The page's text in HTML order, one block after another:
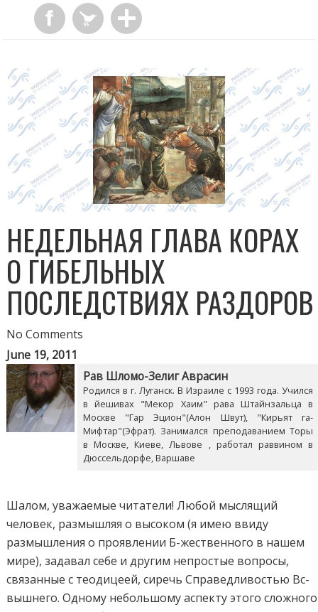
НЕДЕЛЬНАЯ ГЛАВА КОРАХ
О ГИБЕЛЬНЫХ
ПОСЛЕДСТВИЯХ РАЗДОРОВ
No Comments
June 19, 2011
Рав Шломо-Зелиг Аврасин
Родился в г. Луганск. В Израиле с 1993 года. Учился
в йешивах "Мекор Хаим" рава Штайнзальца в
Москве "Гар Эцион"(Алон Швут), "Кирьят га-
Мифтар"(Эфрат). Занимался преподаванием Торы
в Москве, Киеве, Львове , работал раввином в
Дюссельдорфе, Варшаве
Шалом, уважаемые читатели! Любой мыслящий
человек, размышляя о высоком (я имею ввиду
размышления о проявлении Б-жественного в нашем
мире), задавал себе и другим непростые вопросы,
связанные с теодицеей, сиречь Справедливостью Вс-
вышнего. Одному небольшому аспекту этого сложного